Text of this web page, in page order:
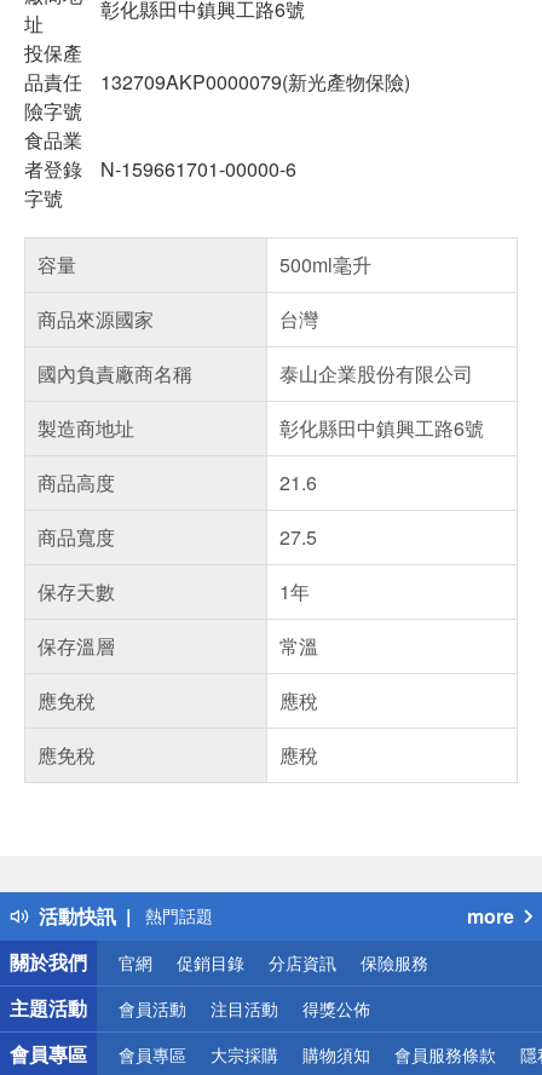
址
彰化縣田中鎮興工路6號
投保產
品責任
險字號
132709AKP0000079(新光產物保險)
食品業
者登錄
字號
N-159661701-00000-6
容量
500ml毫升
商品來源國家
台灣
國內負責廠商名稱
泰山企業股份有限公司
製造商地址
彰化縣田中鎮興工路6號
商品高度
21.6
商品寬度
27.5
保存天數
1年
保存溫層
常溫
應免稅
應稅
應免稅
應稅
活動快訊
得獎公告
熱門話題
銀行優惠
偏遠地區配送
詐騙網頁！請小心！
more
關於我們
官網 促銷目錄 分店資訊 保險服務
主題活動 會員活動 注目活動 得獎公佈
會員專區 會員專區 大宗採購 購物須知 會員服務條款 隱